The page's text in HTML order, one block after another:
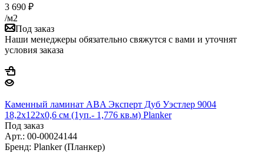
3 690 ₽
/м2
Под заказ
Наши менеджеры обязательно свяжутся с вами и уточнят
условия заказа
Каменный ламинат ABA Эксперт Дуб Уэстлер 9004
18,2x122x0,6 см (1уп.- 1,776 кв.м) Planker
Под заказ
Арт.: 00-00024144
Бренд: Planker (Планкер)